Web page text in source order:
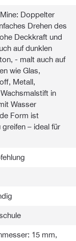
Doppelter
Drehen des
Deckkraft und
auf dunklen
- malt auch auf
wie Glas,
Metall,
in
Wasser
Form ist
– ideal für
15 mm,